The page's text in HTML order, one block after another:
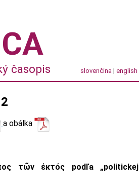
časopis slovenčina | english
a obálka
τῶν ἐκτός podľa „politickej